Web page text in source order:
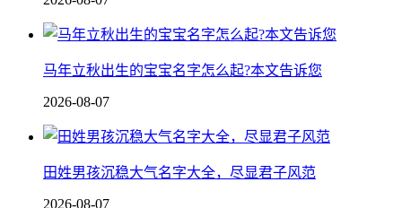
马年立秋出生的宝宝名字怎么起?本文告诉您
2026-08-07
田姓男孩沉稳大气名字大全，尽显君子风范
2026-08-07